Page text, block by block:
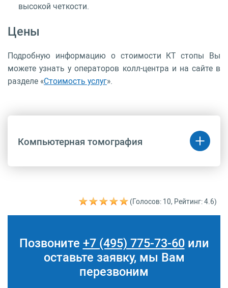
высокой четкости.
Цены
Подробную информацию о стоимости КТ стопы Вы
можете узнать у операторов колл-центра и на сайте в
разделе «Стоимость услуг».
Компьютерная томография
Компьютерная
томография костей
(Голосов: 10, Рейтинг: 4.6)
Позвоните +7 (495) 775-73-60или
оставьте заявку, мы Вам
перезвоним